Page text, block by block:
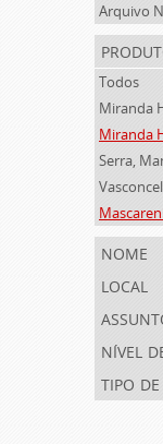
Arquivo
Todos
nome
local
nível
tipo